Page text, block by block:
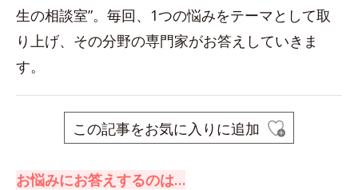
生の相談室”。毎回、1つの悩みをテーマとして取
り上げ、その分野の専門家がお答えしていきま
す。
この記事をお気に入りに追加
お悩みにお答えするのは…